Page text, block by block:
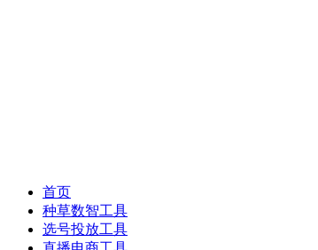
首页
种草数智工具
选号投放工具